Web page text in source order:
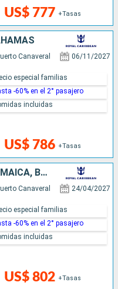
US$ 777 +Tasas
Canaveral 06/11/2027
US$ 786 +Tasas
especial familias
-60% en el 2° pasajero
incluidas
ESTADOS UNIDOS, MÉXICO, JAMAICA, BAHAMAS
Canaveral 24/04/2027
US$ 802 +Tasas
especial familias
-60% en el 2° pasajero
incluidas